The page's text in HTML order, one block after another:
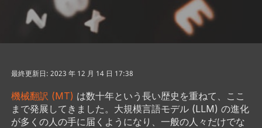
最終更新日: 2023 年 12 月 14 日 17:38
機械翻訳 (MT) は数十年という長い歴史を重ねて、ここ
まで発展してきました。大規模言語モデル (LLM) の進化
が多くの人の手に届くようになり、一般の人々だけでな